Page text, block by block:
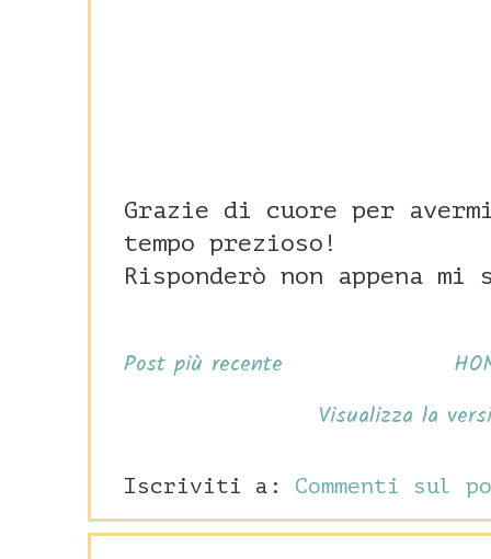
Grazie di cuore per
tempo prezioso!
Risponderò non appena
Post più recente
Visualizza la
Iscriviti a: Commenti sul